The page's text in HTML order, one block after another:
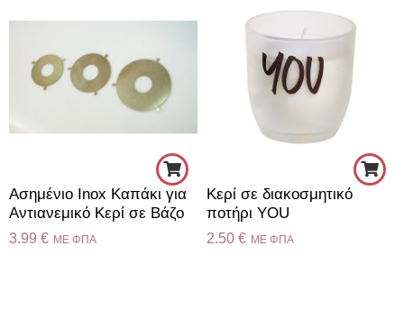
Ασημένιο Inox Καπάκι για
Αντιανεμικό Κερί σε Βάζο
3.99 € ME ΦΠΑ
Κερί σε διακοσμητικό
ποτήρι YOU
2.50 € ME ΦΠΑ